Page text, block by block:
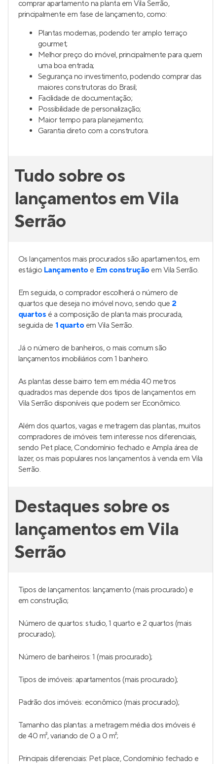
comprar apartamento na planta em Vila Serrão,
principalmente em fase de lançamento, como:
Plantas modernas, podendo ter amplo terraço
gourmet;
Melhor preço do imóvel, principalmente para quem
uma boa entrada;
Segurança no investimento, podendo comprar das
maiores construtoras do Brasil;
Facilidade de documentação;
Possibilidade de personalização;
Maior tempo para planejamento;
Garantia direto com a construtora.
Tudo sobre os
lançamentos em Vila
Serrão
Os lançamentos mais procurados são apartamentos, em
estágio Lançamento e Em construção em Vila Serrão.
Em seguida, o comprador escolherá o número de
quartos que deseja no imóvel novo, sendo que 2
quartos é a composição de planta mais procurada,
seguida de 1 quartoem Vila Serrão.
Já o número de banheiros, o mais comum são
lançamentos imobiliários com 1 banheiro.
As plantas desse bairro tem em média 40 metros
quadrados mas depende dos tipos de lançamentos em
Vila Serrão disponíveis que podem ser Econômico.
Além dos quartos, vagas e metragem das plantas, muitos
compradores de imóveis tem interesse nos diferenciais,
sendo Pet place, Condomínio fechado e Ampla área de
lazer, os mais populares nos lançamentos à venda em Vila
Serrão.
Destaques sobre os
lançamentos em Vila
Serrão
Tipos de lançamentos: lançamento (mais procurado) e
em construção;
Número de quartos: studio, 1 quarto e 2 quartos (mais
procurado);
Número de banheiros: 1 (mais procurado);
Tipos de imóveis: apartamentos (mais procurado);
Padrão dos imóveis: econômico (mais procurado);
Tamanho das plantas: a metragem média dos imóveis é
de 40 m², variando de 0 a 0 m²;
Principais diferenciais: Pet place, Condomínio fechado e